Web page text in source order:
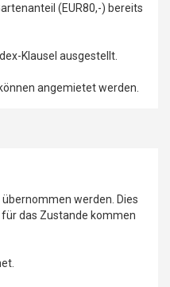
(EUR80,-) bereits
Klausel ausgestellt.
angemietet werden.
werden. Dies
das Zustande kommen